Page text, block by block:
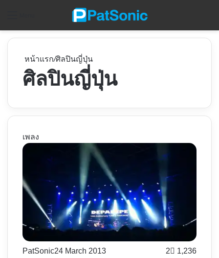
หน้าแรก/ศิลปินญี่ปุ่น
ศิลปินญี่ปุ่น
เพลง
PatSonic24 March 2013 2 1,236